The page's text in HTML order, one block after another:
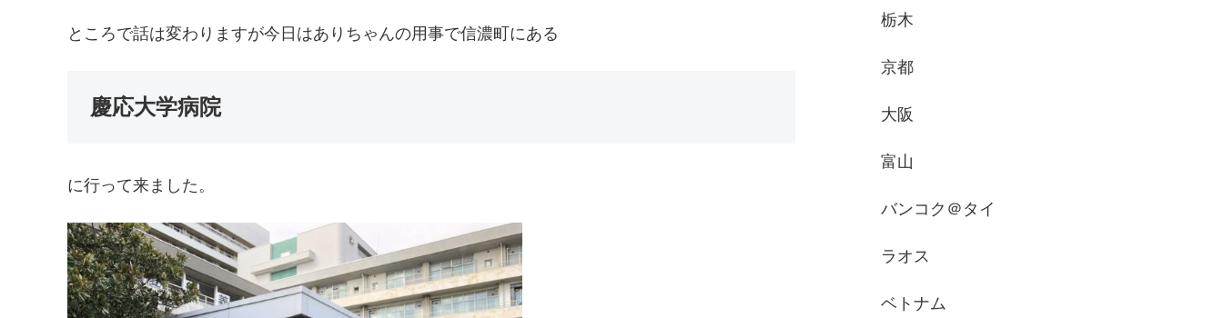
ところで話は変わりますが今日はありちゃんの用事で信濃町にある
慶応大学病院
に行って来ました。
栃木
京都
大阪
富山
バンコク＠タイ
ラオス
ベトナム